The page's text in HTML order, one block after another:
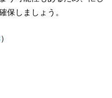
保しましょう。
）